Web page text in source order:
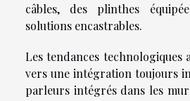
câbles, des plinthes
solutions encastrables.
Les tendances technologiques
vers une intégration toujours
parleurs intégrés dans les